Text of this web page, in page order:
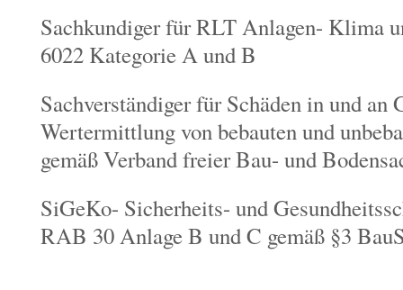
Sachkundiger für RLT Anlagen- Klima
6022 Kategorie A und B
Sachverständiger für Schäden in und an
Wertermittlung von bebauten und
gemäß Verband freier Bau- und
SiGeKo- Sicherheits- und
RAB 30 Anlage B und C gemäß §3